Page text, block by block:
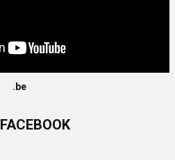
.be
FACEBOOK